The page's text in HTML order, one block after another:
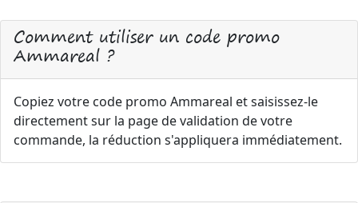
Comment utiliser un code promo
Ammareal ?
Copiez votre code promo Ammareal et saisissez-le
directement sur la page de validation de votre
commande, la réduction s'appliquera immédiatement.